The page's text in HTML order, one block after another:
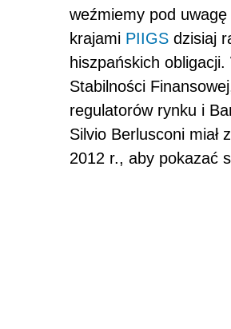
weźmiemy pod
krajami PIIGS dzisiaj
hiszpańskich obligacji.
Stabilności
regulatorów rynku i
Silvio Berlusconi miał
2012 r., aby pokazać